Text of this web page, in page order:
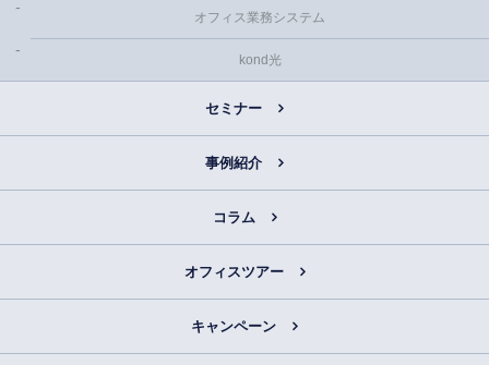
オフィス業務システム
kond光
セミナー
事例紹介
コラム
オフィスツアー
キャンペーン